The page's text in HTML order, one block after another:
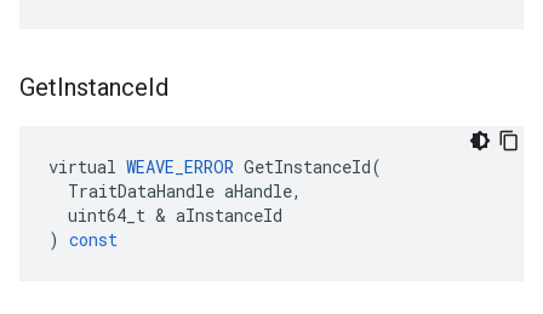
GetInstanceId
virtual WEAVE_ERROR GetInstanceId(
TraitDataHandle aHandle,
uint64_t & aInstanceId
) const